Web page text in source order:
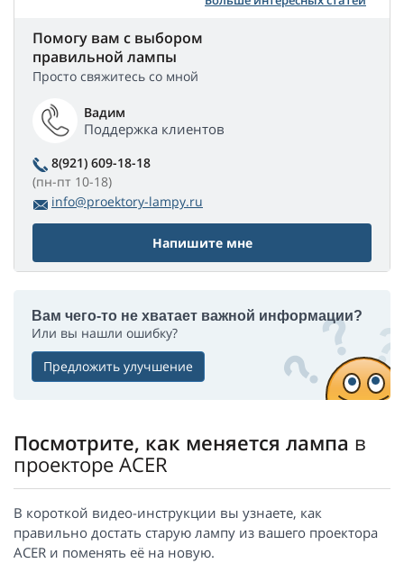
Помогу вам с выбором
правильной лампы
Просто свяжитесь со мной
Вадим
Поддержка клиентов
8(921) 609-18-18
(пн-пт 10-18)
info@proektory-lampy.ru
Напишите мне
Вам чего-то не хватает важной информации?
Или вы нашли ошибку?
Предложить улучшение
Посмотрите, как меняется лампа в
проекторе ACER
В короткой видео-инструкции вы узнаете, как
правильно достать старую лампу из вашего проектора
ACER и поменять её на новую.